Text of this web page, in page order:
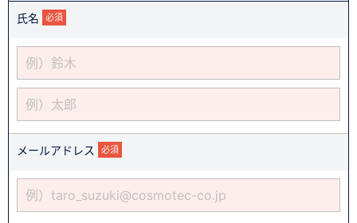
氏名 必須
メールアドレス 必須